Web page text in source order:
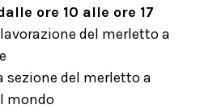
ore 10 alle ore 17
del merletto a
sezione del merletto a
mondo